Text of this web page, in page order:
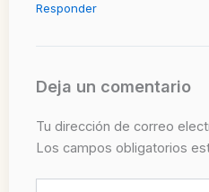
Responder
Deja un comentario
Tu dirección de correo
Los campos obligatorios